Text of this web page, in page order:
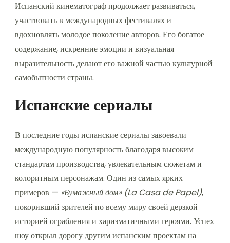
Испанский кинематограф продолжает развиваться,
участвовать в международных фестивалях и
вдохновлять молодое поколение авторов. Его богатое
содержание, искренние эмоции и визуальная
выразительность делают его важной частью культурной
самобытности страны.
Испанские сериалы
В последние годы испанские сериалы завоевали
международную популярность благодаря высоким
стандартам производства, увлекательным сюжетам и
колоритным персонажам. Один из самых ярких
примеров — «Бумажный дом» (La Casa de Papel),
покоривший зрителей по всему миру своей дерзкой
историей ограбления и харизматичными героями. Успех
шоу открыл дорогу другим испанским проектам на